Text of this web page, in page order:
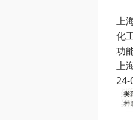
上
化
功
上
24-